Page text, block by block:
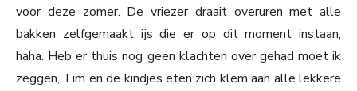
voor deze zomer. De vriezer draait overuren met alle
bakken zelfgemaakt ijs die er op dit moment instaan,
haha. Heb er thuis nog geen klachten over gehad moet ik
zeggen, Tim en de kindjes eten zich klem aan alle lekkere